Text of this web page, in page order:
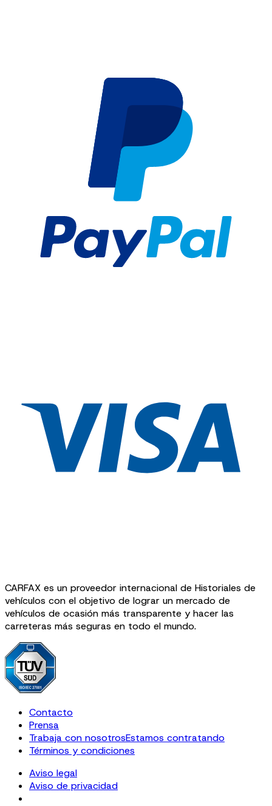
CARFAX es un proveedor internacional de Historiales de
vehículos con el objetivo de lograr un mercado de
vehículos de ocasión más transparente y hacer las
carreteras más seguras en todo el mundo.
Contacto
Prensa
Trabaja con nosotrosEstamos contratando
Términos y condiciones
Aviso legal
Aviso de privacidad